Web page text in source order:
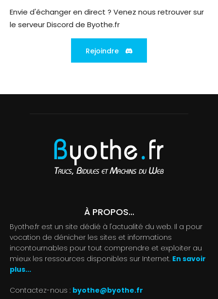
Envie d'échanger en direct ? Venez nous retrouver sur
le serveur Discord de Byothe.fr
Rejoindre
À PROPOS...
Byothe.fr est un site dédié à l'actualité du web. Il a pour
vocation de dénicher les sites et informations
incontournables pour tout comprendre et exploiter au
mieux les ressources disponibles sur Internet. En savoir
plus...
Contactez-nous : byothe@byothe.fr